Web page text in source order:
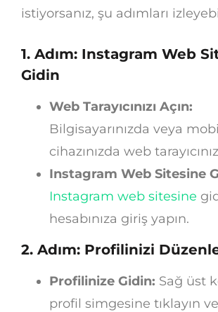
istiyorsanız, şu adımları
1. Adım: Instagram Web
Gidin
Web Tarayıcınızı Açın:
Bilgisayarınızda veya
cihazınızda web
Instagram Web Sitesine
Instagram web sitesine
hesabınıza giriş yapın.
2. Adım: Profilinizi
Profilinize Gidin: Sağ üst
profil simgesine tıklayın